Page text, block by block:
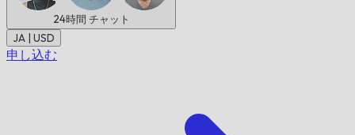
24時間 チャット
JA | USD
申し込む